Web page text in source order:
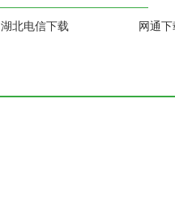
湖北电信下载 网通